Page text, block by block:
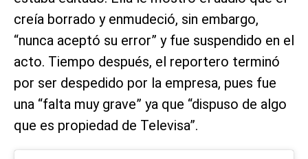
creía borrado y enmudeció, sin embargo,
“nunca aceptó su error” y fue suspendido en el
acto. Tiempo después, el reportero terminó
por ser despedido por la empresa, pues fue
una “falta muy grave” ya que “dispuso de algo
que es propiedad de Televisa”.